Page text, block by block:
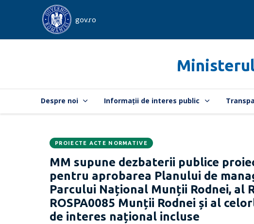
gov.ro
Despre noi Informații de interes public
CATEGORIA:
PROIECTE ACTE NORMATIVE
MM supune dezbaterii publice
pentru aprobarea Planului de
Parcului Național Munții Rodnei, al
ROSPA0085 Munții Rodnei și al
de interes național incluse
Data
publicării: